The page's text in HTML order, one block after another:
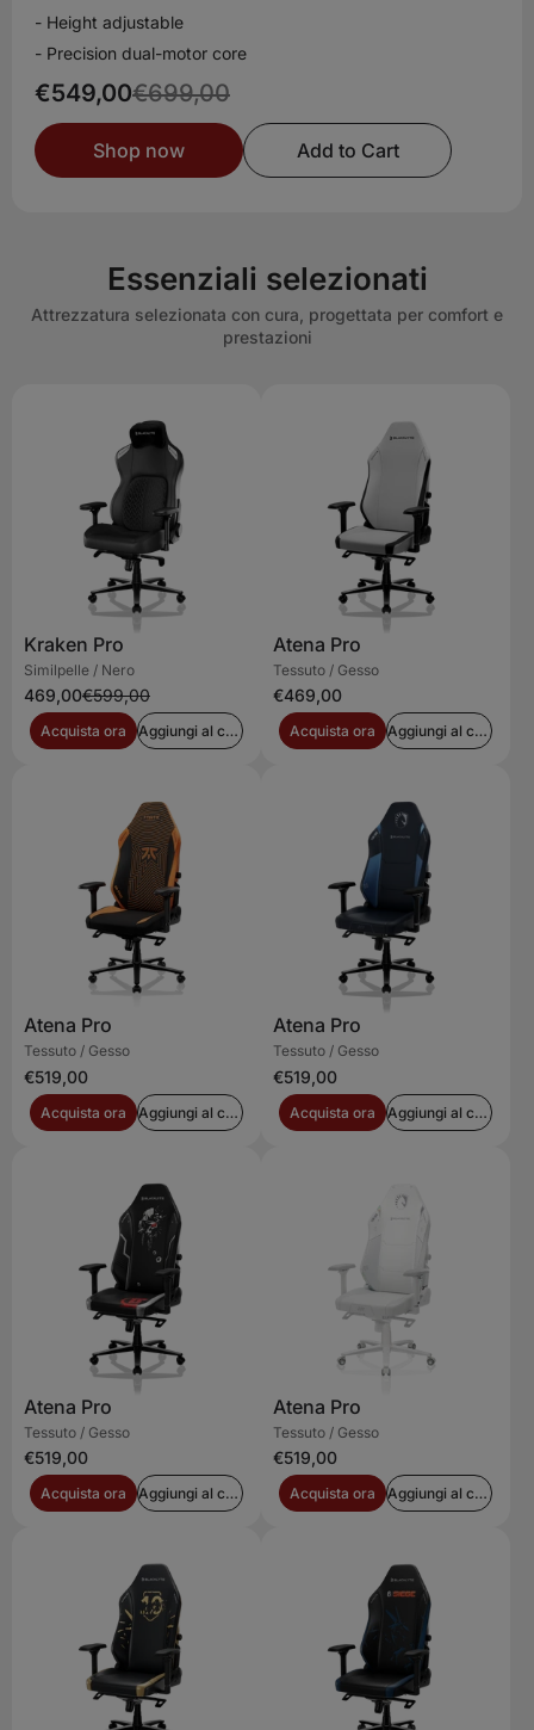
- Height adjustable
- Precision dual-motor core
€549,00€699,00
Shop now Add to Cart
Essenziali selezionati
Attrezzatura selezionata con cura, progettata per comfort e
prestazioni
Kraken Pro
Similpelle / Nero
469,00€599,00
Acquista ora Aggiungi al carrello
Atena Pro
Tessuto / Gesso
€469,00
Acquista ora Aggiungi al carrello
Atena Pro
Tessuto / Gesso
€519,00
Acquista ora Aggiungi al carrello
Atena Pro
Tessuto / Gesso
€519,00
Acquista ora Aggiungi al carrello
Atena Pro
Tessuto / Gesso
€519,00
Acquista ora Aggiungi al carrello
Atena Pro
Tessuto / Gesso
€519,00
Acquista ora Aggiungi al carrello